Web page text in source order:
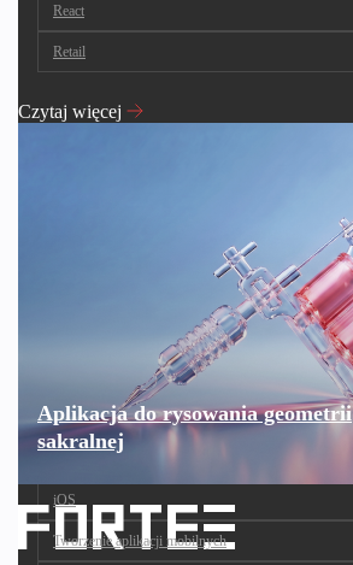
React
Retail
Czytaj więcej
Aplikacja do rysowania geometrii
sakralnej
iOS
Tworzenie aplikacji mobilnych